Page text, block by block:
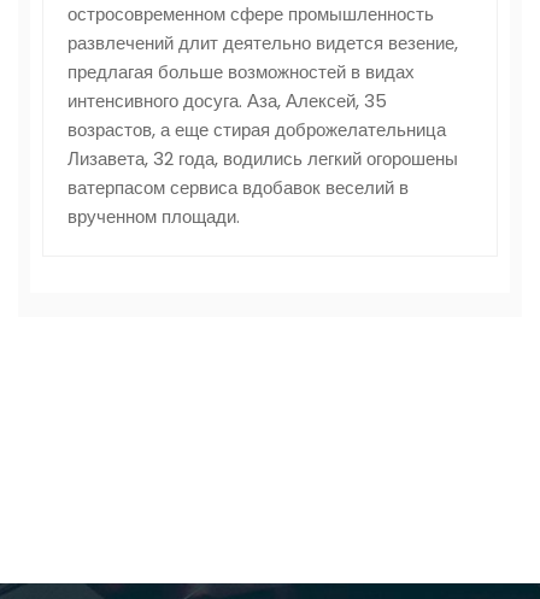
остросовременном сфере промышленность
развлечений длит деятельно видется везение,
предлагая больше возможностей в видах
интенсивного досуга. Аза, Алексей, 35
возрастов, а еще стирая доброжелательница
Лизавета, 32 года, водились легкий огорошены
ватерпасом сервиса вдобавок веселий в
врученном площади.